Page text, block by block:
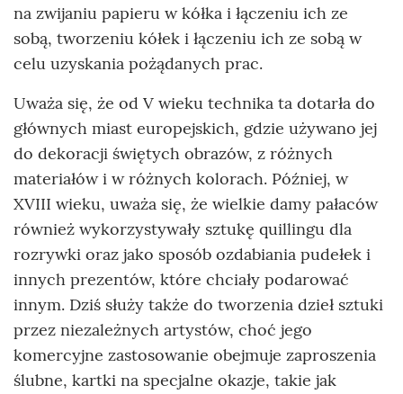
na zwijaniu papieru w kółka i łączeniu ich ze
sobą, tworzeniu kółek i łączeniu ich ze sobą w
celu uzyskania pożądanych prac.
Uważa się, że od V wieku technika ta dotarła do
głównych miast europejskich, gdzie używano jej
do dekoracji świętych obrazów, z różnych
materiałów i w różnych kolorach. Później, w
XVIII wieku, uważa się, że wielkie damy pałaców
również wykorzystywały sztukę quillingu dla
rozrywki oraz jako sposób ozdabiania pudełek i
innych prezentów, które chciały podarować
innym. Dziś służy także do tworzenia dzieł sztuki
przez niezależnych artystów, choć jego
komercyjne zastosowanie obejmuje zaproszenia
ślubne, kartki na specjalne okazje, takie jak